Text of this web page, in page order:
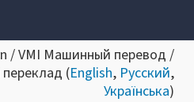
/ VMI Машинный перевод /
(English, Русский,
Українська)